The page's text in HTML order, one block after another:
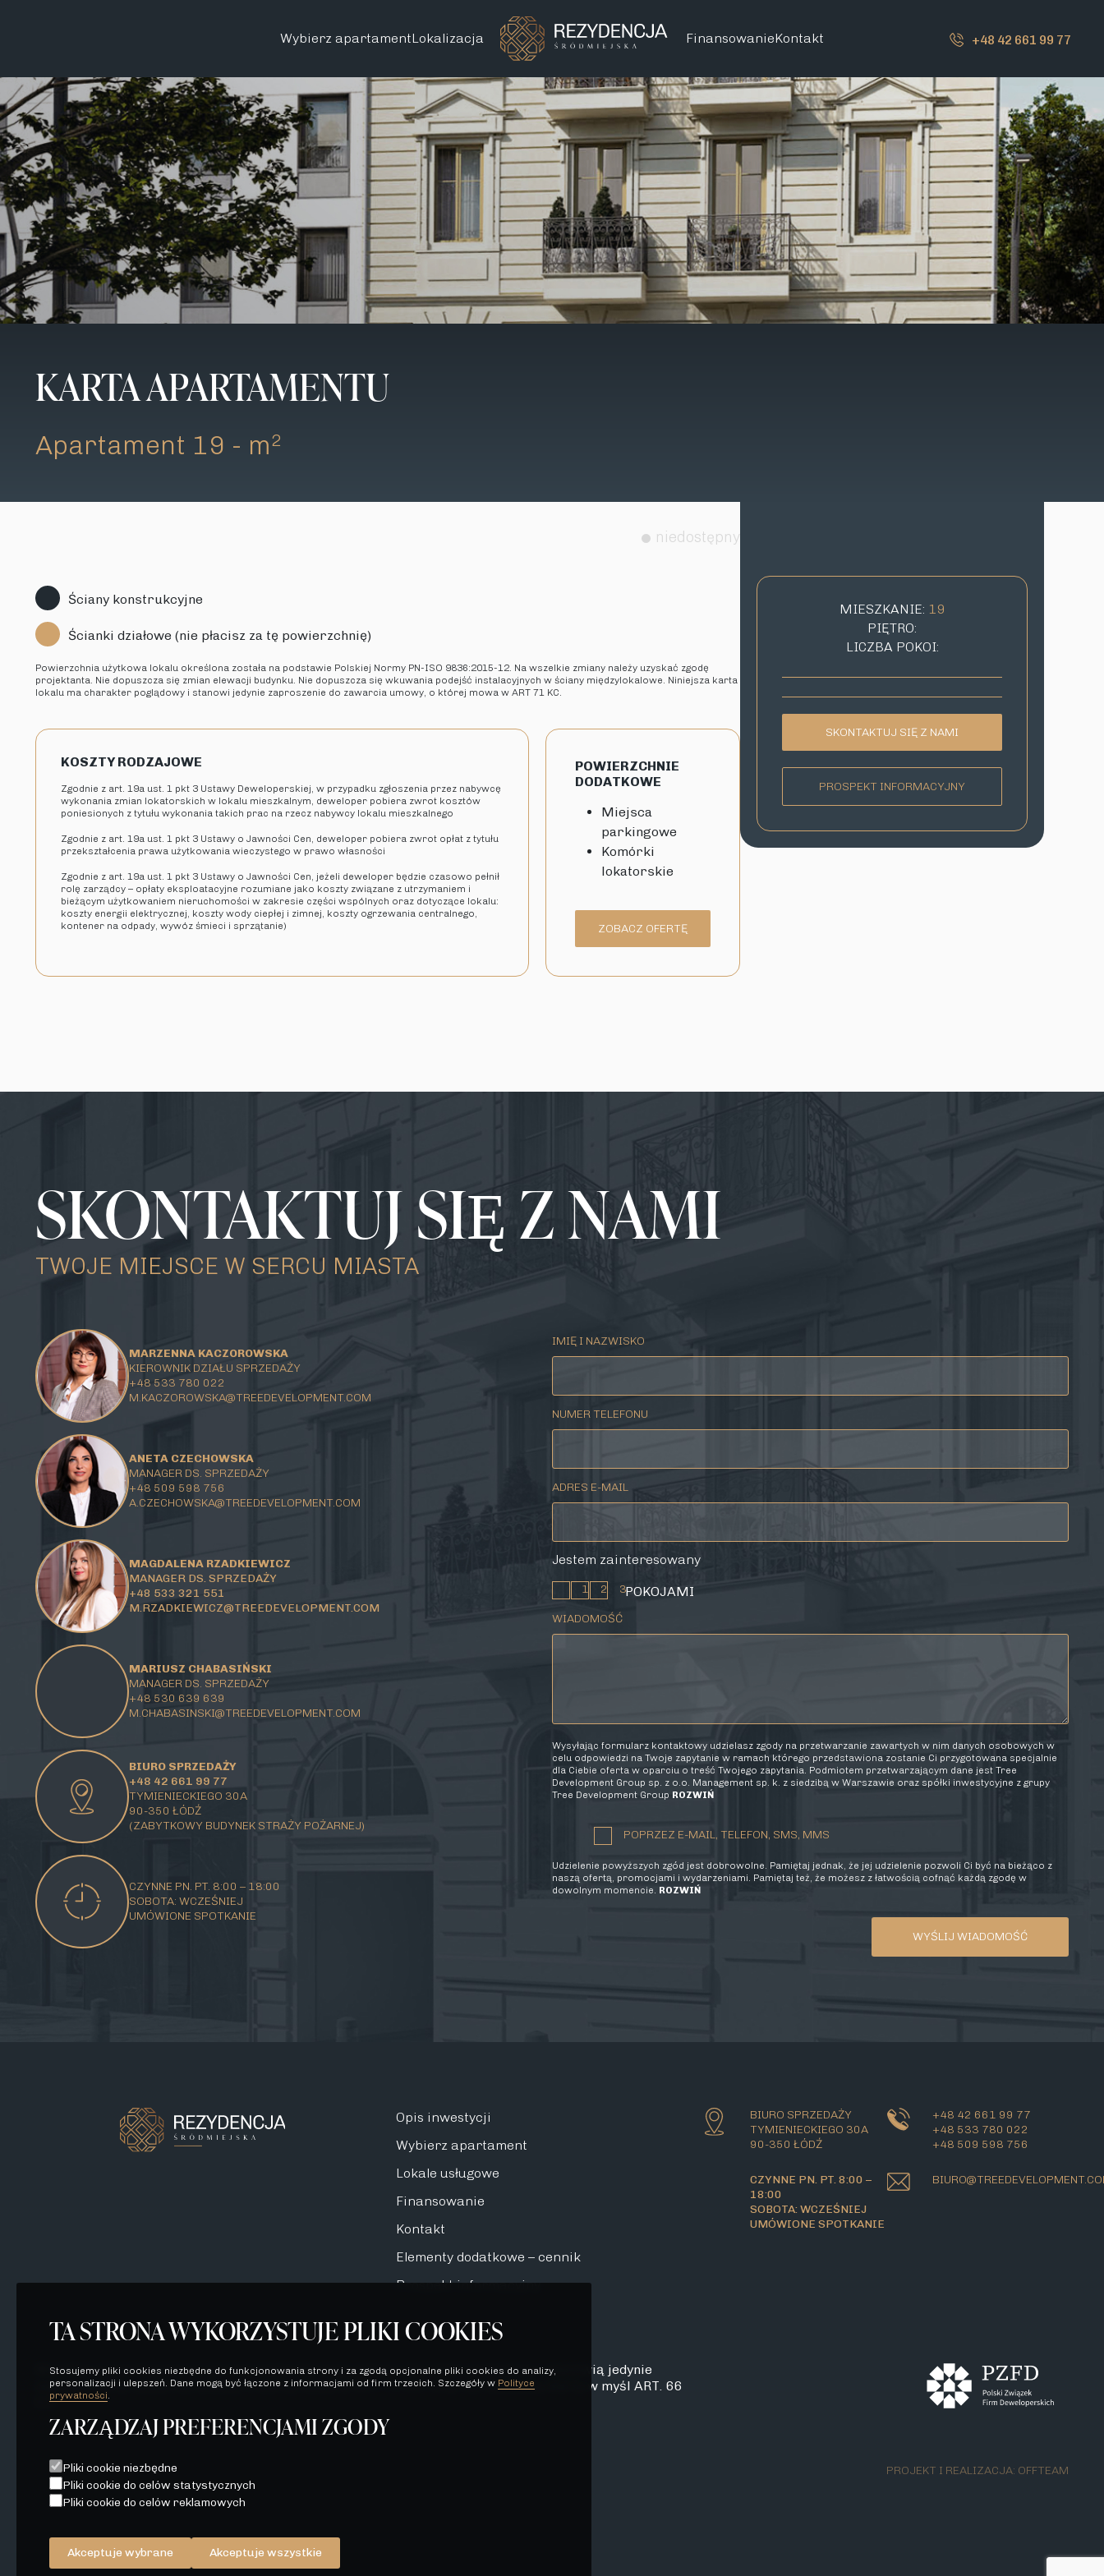
Wybierz apartamentLokalizacja FinansowanieKontakt +48 42 661 99 77
KARTA APARTAMENTU
Apartament 19 - m2
niedostępny
Ściany konstrukcyjne
Ścianki działowe (nie płacisz za tę powierzchnię)
Powierzchnia użytkowa lokalu określona została na podstawie Polskiej Normy PN-ISO 9836:2015-12. Na wszelkie zmiany należy uzyskać zgodę
projektanta. Nie dopuszcza się zmian elewacji budynku. Nie dopuszcza się wkuwania podejść instalacyjnych w ściany międzylokalowe. Niniejsza karta
lokalu ma charakter poglądowy i stanowi jedynie zaproszenie do zawarcia umowy, o której mowa w ART 71 KC.
KOSZTY RODZAJOWE
Zgodnie z art. 19a ust. 1 pkt 3 Ustawy Deweloperskiej, w przypadku zgłoszenia przez nabywcę
wykonania zmian lokatorskich w lokalu mieszkalnym, deweloper pobiera zwrot kosztów
poniesionych z tytułu wykonania takich prac na rzecz nabywcy lokalu mieszkalnego
Zgodnie z art. 19a ust. 1 pkt 3 Ustawy o Jawności Cen, deweloper pobiera zwrot opłat z tytułu
przekształcenia prawa użytkowania wieczystego w prawo własności
Zgodnie z art. 19a ust. 1 pkt 3 Ustawy o Jawności Cen, jeżeli deweloper będzie czasowo pełnił
rolę zarządcy – opłaty eksploatacyjne rozumiane jako koszty związane z utrzymaniem i
bieżącym użytkowaniem nieruchomości w zakresie części wspólnych oraz dotyczące lokalu:
koszty energii elektrycznej, koszty wody ciepłej i zimnej, koszty ogrzewania centralnego,
kontener na odpady, wywóz śmieci i sprzątanie)
POWIERZCHNIE
DODATKOWE
Miejsca
parkingowe
Komórki
lokatorskie
ZOBACZ OFERTĘ
MIESZKANIE: 19
PIĘTRO:
LICZBA POKOI:
SKONTAKTUJ SIĘ Z NAMI
PROSPEKT INFORMACYJNY
SKONTAKTUJ SIĘ Z NAMI
TWOJE MIEJSCE W SERCU MIASTA
MARZENNA KACZOROWSKA
KIEROWNIK DZIAŁU SPRZEDAŻY
+48 533 780 022
M.KACZOROWSKA@TREEDEVELOPMENT.COM
ANETA CZECHOWSKA
MANAGER DS. SPRZEDAŻY
+48 509 598 756
A.CZECHOWSKA@TREEDEVELOPMENT.COM
MAGDALENA RZADKIEWICZ
MANAGER DS. SPRZEDAŻY
+48 533 321 551
M.RZADKIEWICZ@TREEDEVELOPMENT.COM
MARIUSZ CHABASIŃSKI
MANAGER DS. SPRZEDAŻY
+48 530 639 639
M.CHABASINSKI@TREEDEVELOPMENT.COM
BIURO SPRZEDAŻY
+48 42 661 99 77
TYMIENIECKIEGO 30A
90-350 ŁÓDŹ
(ZABYTKOWY BUDYNEK STRAŻY POŻARNEJ)
CZYNNE PN. PT. 8:00 – 18:00
SOBOTA: WCZEŚNIEJ
UMÓWIONE SPOTKANIE
IMIĘ I NAZWISKO
NUMER TELEFONU
ADRES E-MAIL
Jestem zainteresowany
1 2 3POKOJAMI
WIADOMOŚĆ
Wysyłając formularz kontaktowy udzielasz zgody na przetwarzanie zawartych w nim danych osobowych w
celu odpowiedzi na Twoje zapytanie w ramach którego przedstawiona zostanie Ci przygotowana specjalnie
dla Ciebie oferta w oparciu o treść Twojego zapytania. Podmiotem przetwarzającym dane jest Tree
Development Group sp. z o.o. Management sp. k. z siedzibą w Warszawie oraz spółki inwestycyjne z grupy
Tree Development Group ROZWIŃ
POPRZEZ E-MAIL, TELEFON, SMS, MMS
Udzielenie powyższych zgód jest dobrowolne. Pamiętaj jednak, że jej udzielenie pozwoli Ci być na bieżąco z
naszą ofertą, promocjami i wydarzeniami. Pamiętaj też, że możesz z łatwością cofnąć każdą zgodę w
dowolnym momencie. ROZWIŃ
Opis inwestycji
Wybierz apartament
Lokale usługowe
Finansowanie
Kontakt
Elementy dodatkowe – cennik
Prospekt informacyjny
BIURO SPRZEDAŻY
TYMIENIECKIEGO 30A
90-350 ŁÓDŹ
CZYNNE PN. PT. 8:00 –
18:00
SOBOTA: WCZEŚNIEJ
UMÓWIONE SPOTKANIE
+48 42 661 99 77
+48 533 780 022
+48 509 598 756
Wszelkie prezentowane na stronie materiały mają jedynie charakter poglądowy i stanowią jedynie
zaproszenie do zawarcia umowy, o której mowa w ART. 71 K.C. oraz nie stanowią oferty w myśl ART. 66
K.C.
POLITYKA PRYWATNOŚCI
WSZELKIE PREZENTOWANE NA STRONIE MATERIAŁY MAJĄ JEDYNIE CHARAKTER POGLĄDOWY I
STANOWIĄ JEDYNIE ZAPROSZENIE DO ZAWARCIA UMOWY, O KTÓREJ MOWA W ART. 71 K.C.
PROJEKT I REALIZACJA: OFFTEAM
TA STRONA WYKORZYSTUJE PLIKI COOKIES
Stosujemy pliki cookies niezbędne do funkcjonowania strony i za zgodą opcjonalne pliki cookies do analizy,
personalizacji i ulepszeń. Dane mogą być łączone z informacjami od firm trzecich. Szczegóły w Polityce
prywatności.
ZARZĄDZAJ PREFERENCJAMI ZGODY
Pliki cookie niezbędne
Pliki cookie do celów statystycznych
Pliki cookie do celów reklamowych
Akceptuje wybrane Akceptuje wszystkie